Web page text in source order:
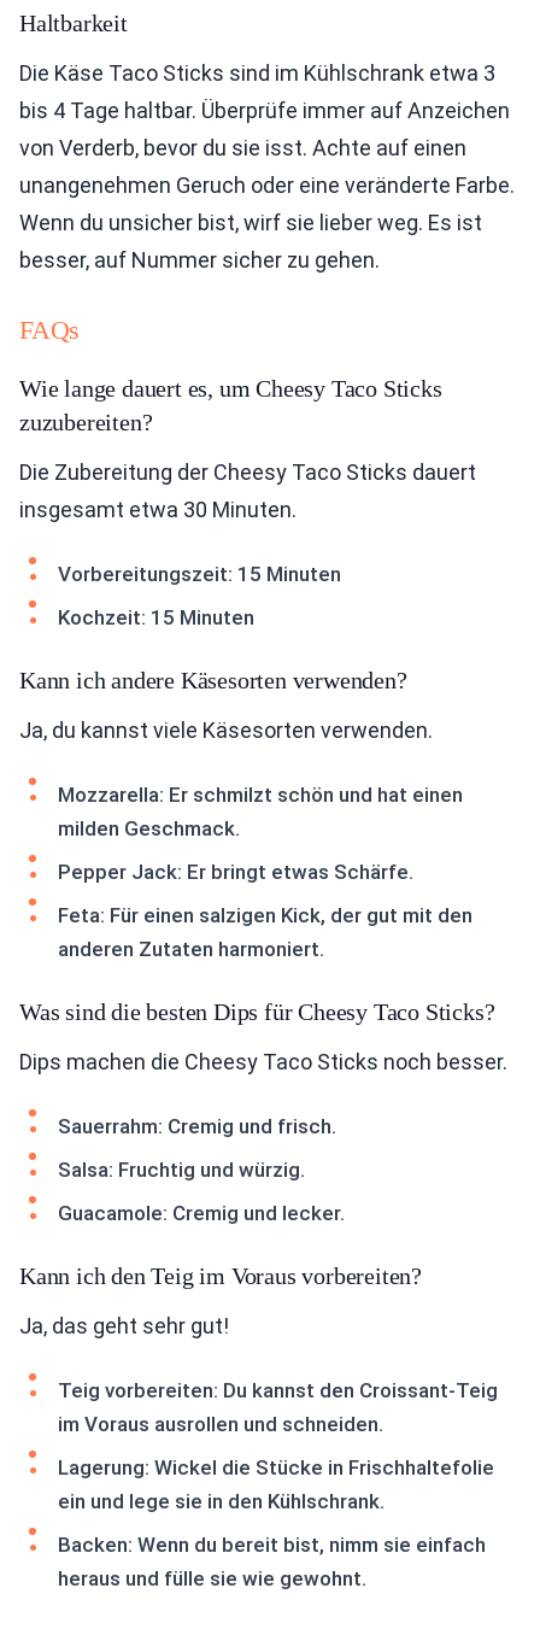
Haltbarkeit
Die Käse Taco Sticks sind im Kühlschrank etwa 3
bis 4 Tage haltbar. Überprüfe immer auf Anzeichen
von Verderb, bevor du sie isst. Achte auf einen
unangenehmen Geruch oder eine veränderte Farbe.
Wenn du unsicher bist, wirf sie lieber weg. Es ist
besser, auf Nummer sicher zu gehen.
FAQs
Wie lange dauert es, um Cheesy Taco Sticks
zuzubereiten?
Die Zubereitung der Cheesy Taco Sticks dauert
insgesamt etwa 30 Minuten.
Vorbereitungszeit: 15 Minuten
Kochzeit: 15 Minuten
Kann ich andere Käsesorten verwenden?
Ja, du kannst viele Käsesorten verwenden.
Mozzarella: Er schmilzt schön und hat einen
milden Geschmack.
Pepper Jack: Er bringt etwas Schärfe.
Feta: Für einen salzigen Kick, der gut mit den
anderen Zutaten harmoniert.
Was sind die besten Dips für Cheesy Taco Sticks?
Dips machen die Cheesy Taco Sticks noch besser.
Sauerrahm: Cremig und frisch.
Salsa: Fruchtig und würzig.
Guacamole: Cremig und lecker.
Kann ich den Teig im Voraus vorbereiten?
Ja, das geht sehr gut!
Teig vorbereiten: Du kannst den Croissant-Teig
im Voraus ausrollen und schneiden.
Lagerung: Wickel die Stücke in Frischhaltefolie
ein und lege sie in den Kühlschrank.
Backen: Wenn du bereit bist, nimm sie einfach
heraus und fülle sie wie gewohnt.